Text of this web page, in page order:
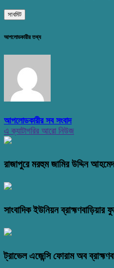
আপলোডকারীর তথ্য
আপলোডকারীর সব সংবাদ
এ ক্যাটাগরির আরো নিউজ
রাজাপুরে মরহুম জামির উদ্দিন
সাংবাদিক ইউনিয়ন
ট্রাভেল এজেন্সি ফোরাম অব